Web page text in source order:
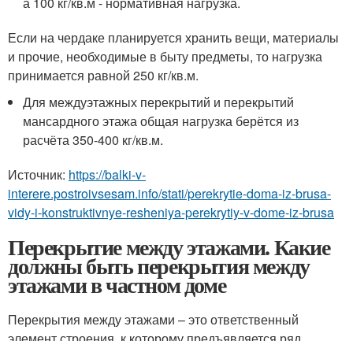
Если на чердаке планируется хранить вещи, материалы
и прочие, необходимые в быту предметы, то нагрузка
принимается равной 250 кг/кв.м.
Для междуэтажных перекрытий и перекрытий
мансардного этажа общая нагрузка берётся из
расчёта 350-400 кг/кв.м.
Источник: https://balki-v-
interere.postroivsesam.info/stati/perekrytie-doma-iz-brusa-
vidy-i-konstruktivnye-resheniya-perekrytiy-v-dome-iz-brusa
Перекрытие между этажами. Какие
должны быть перекрытия между
этажами в частном доме
Перекрытия между этажами – это ответственный